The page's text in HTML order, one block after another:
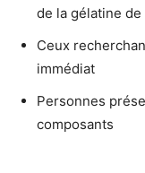
de la gélatine de
Ceux
immédiat
Personnes
composants